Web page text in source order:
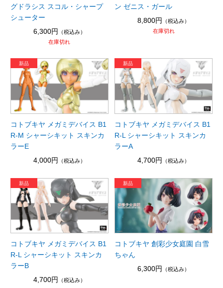
グドラシス スコル・シャープ
シューター
6,300円
（税込み）
在庫切れ
ン ゼニス・ガール
8,800円
（税込み）
在庫切れ
コトブキヤ メガミデバイス B1
R-M シャーシキット スキンカ
ラーE
4,000円
（税込み）
コトブキヤ メガミデバイス B1
R-L シャーシキット スキンカ
ラーA
4,700円
（税込み）
コトブキヤ メガミデバイス B1
R-L シャーシキット スキンカ
ラーB
4,700円
（税込み）
コトブキヤ 創彩少女庭園 白雪
ちゃん
6,300円
（税込み）